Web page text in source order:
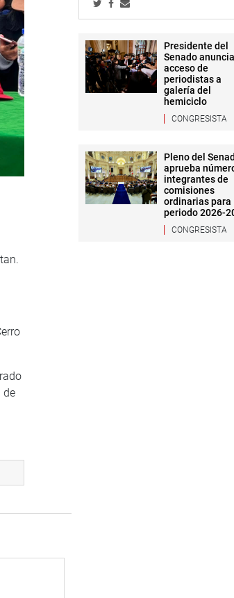
de
la
Presidente del
Senado anuncia
acceso de
periodistas a
galería del
hemiciclo
CONGRESISTA
Pleno del
aprueba
integrantes de
comisiones
ordinarias para
periodo 2026-
CONGRESISTA